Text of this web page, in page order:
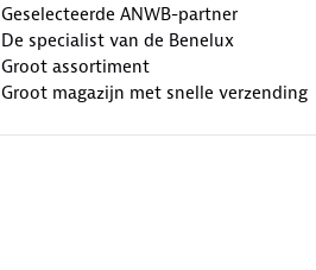
Geselecteerde ANWB-partner
De specialist van de Benelux
Groot assortiment
Groot magazijn met snelle verzending